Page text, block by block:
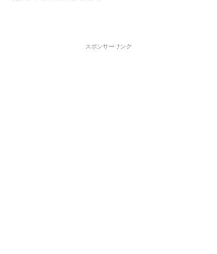
スポンサーリンク